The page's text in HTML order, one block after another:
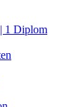
1 Diplom